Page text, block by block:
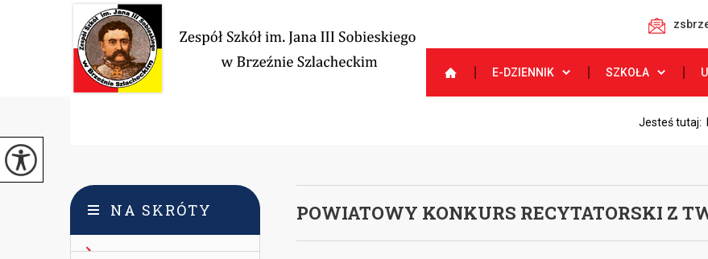
E-DZIENNIK SZKOŁA
Jesteś tutaj:
POWIATOWY KONKURS RECYTATORSKI Z
NA SKRÓTY